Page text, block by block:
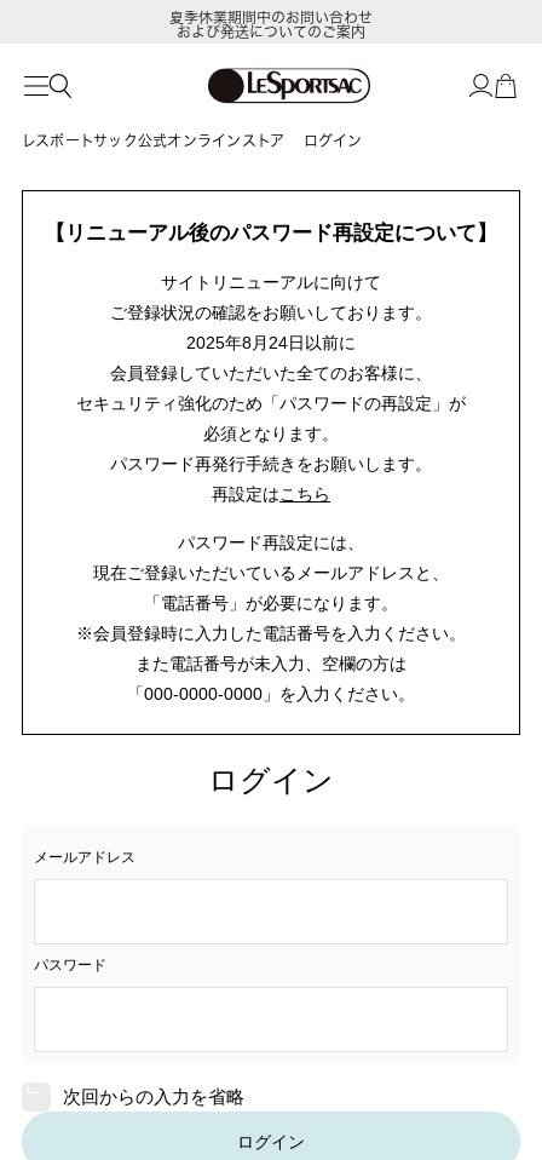
夏季休業期間中のお問い合わせ
および発送についてのご案内
レスポートサック公式オンラインストア ログイン
【リニューアル後のパスワード再設定について】
サイトリニューアルに向けて
ご登録状況の確認をお願いしております。
2025年8月24日以前に
会員登録していただいた全てのお客様に、
セキュリティ強化のため「パスワードの再設定」が
必須となります。
パスワード再発行手続きをお願いします。
再設定はこちら
パスワード再設定には、
現在ご登録いただいているメールアドレスと、
「電話番号」が必要になります。
※会員登録時に入力した電話番号を入力ください。
また電話番号が未入力、空欄の方は
「000-0000-0000」を入力ください。
ログイン
メールアドレス
パスワード
次回からの入力を省略
ログイン